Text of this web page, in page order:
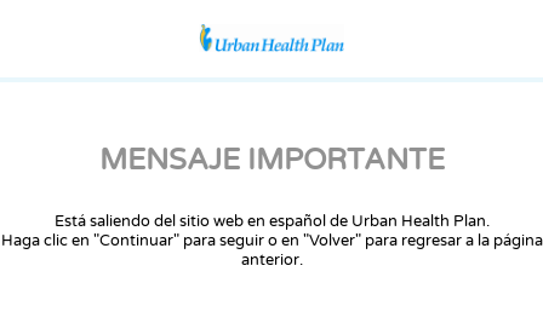
MENSAJE IMPORTANTE
Está saliendo del sitio web en español de Urban Health Plan.
Haga clic en "Continuar" para seguir o en "Volver" para regresar a la página
anterior.